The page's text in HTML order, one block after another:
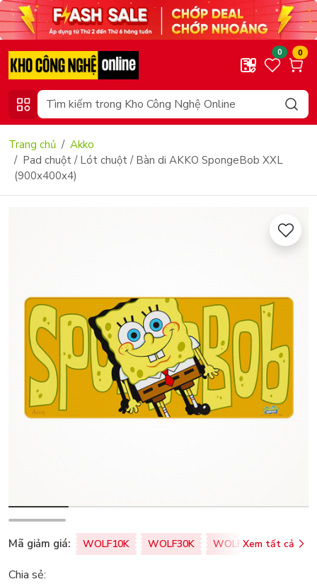
0 0
Trang chủ
Akko
Pad chuột / Lót chuột / Bàn di AKKO SpongeBob XXL
(900x400x4)
Mã giảm giá: WOLF10K WOLF30K WOLF50KXem tất cả
Chia sẻ: